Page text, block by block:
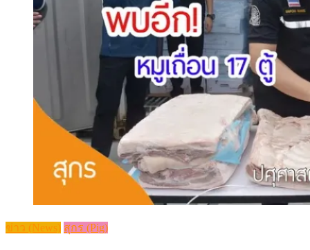
ข่าว (News) สุกร (Pig)